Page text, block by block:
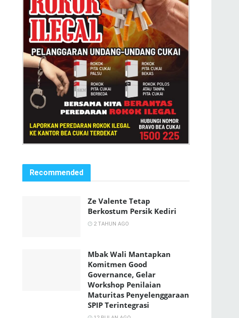
Recommended
Ze Valente Tetap
Berkostum Persik Kediri
2 TAHUN AGO
Mbak Wali Mantapkan
Komitmen Good
Governance, Gelar
Workshop Penilaian
Maturitas Penyelenggaraan
SPIP Terintegrasi